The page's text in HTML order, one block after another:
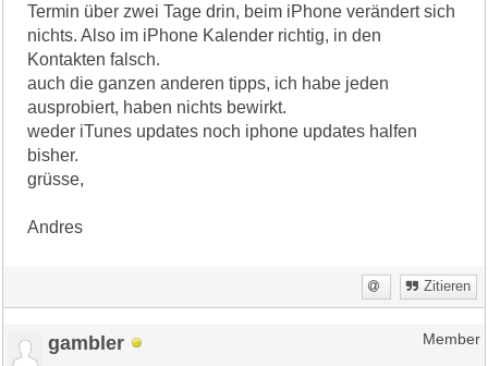
Termin über zwei Tage drin, beim iPhone verändert sich
nichts. Also im iPhone Kalender richtig, in den
Kontakten falsch.
auch die ganzen anderen tipps, ich habe jeden
ausprobiert, haben nichts bewirkt.
weder iTunes updates noch iphone updates halfen
bisher.
grüsse,
Andres
Zitieren
gambler Member